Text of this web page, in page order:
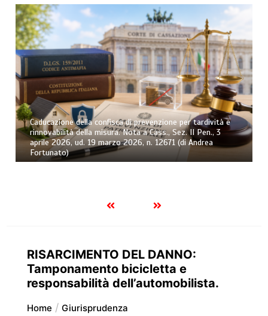
Caducazione della confisca di prevenzione per tardività e
rinnovabilità della misura. Nota a Cass., Sez. II Pen., 3
aprile 2026, ud. 19 marzo 2026, n. 12671 (di Andrea
Fortunato)
RISARCIMENTO DEL DANNO:
Tamponamento bicicletta e
responsabilità dell’automobilista.
Home Giurisprudenza